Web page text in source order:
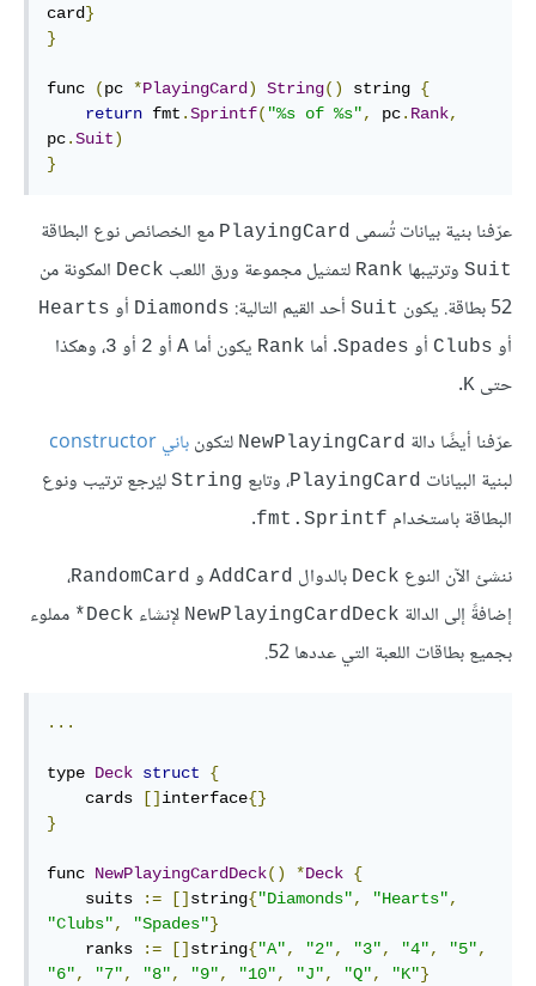
card}
}
func (pc *PlayingCard) String() string {
return fmt .Sprintf( "%s of %s", pc. Rank,
pc.Suit)
}
عرّفنا بنية بيانات تُسمى PlayingCard مع الخصائص نوع البطاقة
Suit وترتيبها Rank لتمثيل مجموعة ورق اللعب Deck المكونة من
52 بطاقة. يكون
Suit أحد القيم التالية: Diamonds أو Hearts
أو Clubs أو Spades. أما Rank يكون أما A أو 2 أو 3، وهكذا
حتى K
.
عرّفنا أيضًا دالة NewPlayingCard لتكونباني constructor
لبنية البيانات PlayingCard، وتابع String ليُرجع ترتيب ونوع
البطاقة باستخدام fmt.Sprintf
.
ننشئ الآن النوع Deck بالدوال AddCard و RandomCard،
إضافةً إلى الدالة NewPlayingCardDeck لإنشاء Deck*
مملوء
بجميع بطاقات اللعبة التي عددها 52.
...
type Deck struct
{
    cards
[] interface{}
}
func NewPlayingCardDeck() *Deck {
    suits
:= [] string{"Diamonds", "Hearts",
"Clubs", "Spades"}
    ranks
:= [] string{"A", "2", "3", "4", "5",
"6", "7", "8", "9", "10", "J", "Q", "K"}